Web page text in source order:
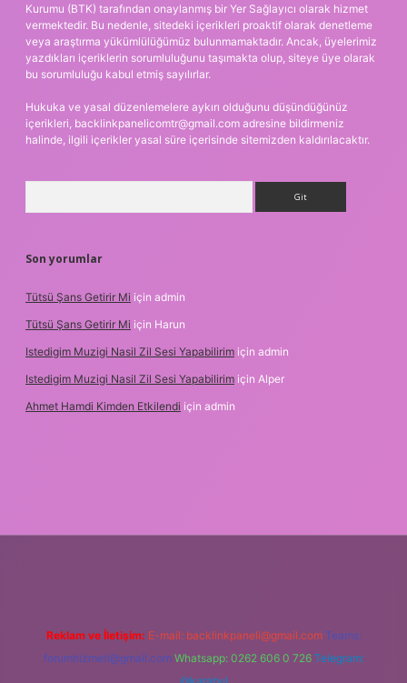
Kurumu (BTK) tarafından onaylanmış bir Yer Sağlayıcı olarak hizmet
vermektedir. Bu nedenle, sitedeki içerikleri proaktif olarak denetleme
veya araştırma yükümlülüğümüz bulunmamaktadır. Ancak, üyelerimiz
yazdıkları içeriklerin sorumluluğunu taşımakta olup, siteye üye olarak
bu sorumluluğu kabul etmiş sayılırlar.
Hukuka ve yasal düzenlemelere aykırı olduğunu düşündüğünüz
içerikleri, backlinkpanelicomtr@gmail.com adresine bildirmeniz
halinde, ilgili içerikler yasal süre içerisinde sitemizden kaldırılacaktır.
Son yorumlar
Tütsü Şans Getirir Mi için admin
Tütsü Şans Getirir Mi için Harun
Istedigim Muzigi Nasil Zil Sesi Yapabilirim için admin
Istedigim Muzigi Nasil Zil Sesi Yapabilirim için Alper
Ahmet Hamdi Kimden Etkilendi için admin
Reklam ve İletişim: E-mail: backlinkpaneli@gmail.com Teams:
forumhizmeti@gmail.com Whatsapp: 0262 606 0 726 Telegram: